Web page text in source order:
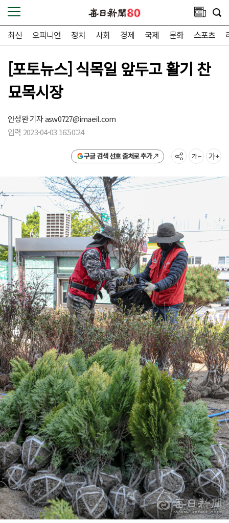
최신 오피니언 정치 사회 경제 국제 문화 스포츠
[포토뉴스] 식목일 앞두고 활기 찬
묘목시장
안성완 기자asw0727@imaeil.com
입력 2023-04-03 16:50:24
구글 검색 선호 출처로 추가